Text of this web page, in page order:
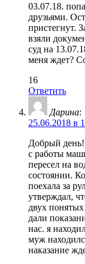
03.07.18.
друзьями.
пристегнут.
взяли
суд на
меня ждет?
16
Ответить
Дарина:
25.06.2018 в
Добрый
с работы
пересел на
состоянии.
поехала за
утверждал,
двух
дали
нас. я
муж
наказание